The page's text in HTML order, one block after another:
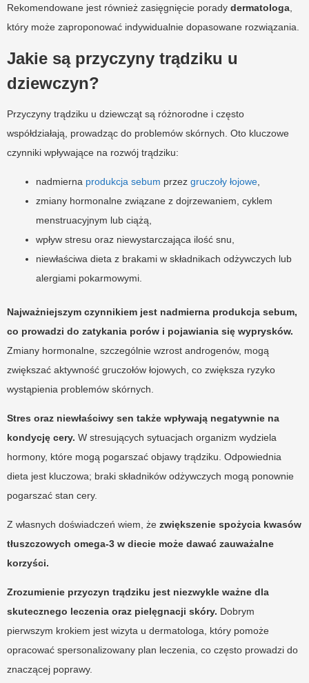
Rekomendowane jest również zasięgnięcie porady dermatologa
który może zaproponować indywidualnie dopasowane rozwiązania.
Jakie są przyczyny trądziku u
dziewczyn?
Przyczyny trądziku u dziewcząt są różnorodne i często
współdziałają, prowadząc do problemów skórnych. Oto kluczowe
czynniki wpływające na rozwój trądziku:
nadmierna produkcja sebum przez gruczoły łojowe
zmiany hormonalne związane z dojrzewaniem, cyklem
menstruacyjnym lub ciążą,
wpływ stresu oraz niewystarczająca ilość snu,
niewłaściwa dieta z brakami w składnikach odżywczych lub
alergiami pokarmowymi.
Najważniejszym czynnikiem jest nadmierna produkcja sebum,
co prowadzi do zatykania porów i pojawiania się wyprysków.
Zmiany hormonalne, szczególnie wzrost androgenów, mogą
zwiększać aktywność gruczołów łojowych, co zwiększa ryzyko
wystąpienia problemów skórnych.
Stres oraz niewłaściwy sen także wpływają negatywnie na
kondycję cery. W stresujących sytuacjach organizm wydziela
hormony, które mogą pogarszać objawy trądziku. Odpowiednia
dieta jest kluczowa; braki składników odżywczych mogą ponownie
pogarszać stan cery.
Z własnych doświadczeń wiem, że zwiększenie spożycia kwasów
tłuszczowych omega-3 w diecie może dawać zauważalne
korzyści.
Zrozumienie przyczyn trądziku jest niezwykle ważne dla
skutecznego leczenia oraz pielęgnacji skóry. Dobrym
pierwszym krokiem jest wizyta u dermatologa, który pomoże
opracować spersonalizowany plan leczenia, co często prowadzi do
znaczącej poprawy.